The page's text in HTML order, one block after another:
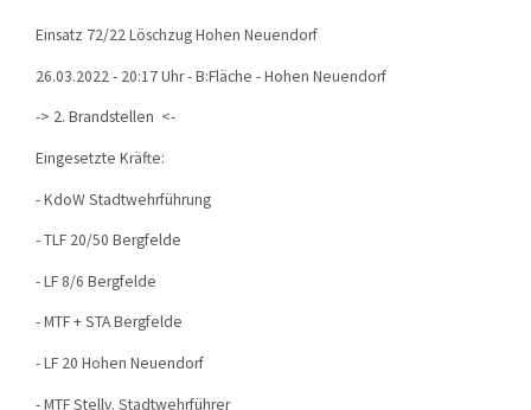
Einsatz 72/22 Löschzug Hohen Neuendorf
26.03.2022 - 20:17 Uhr - B:Fläche - Hohen Neuendorf
-> 2. Brandstellen <-
Eingesetzte Kräfte:
- KdoW Stadtwehrführung
- TLF 20/50 Bergfelde
- LF 8/6 Bergfelde
- MTF + STA Bergfelde
- LF 20 Hohen Neuendorf
- MTF Stellv. Stadtwehrführer